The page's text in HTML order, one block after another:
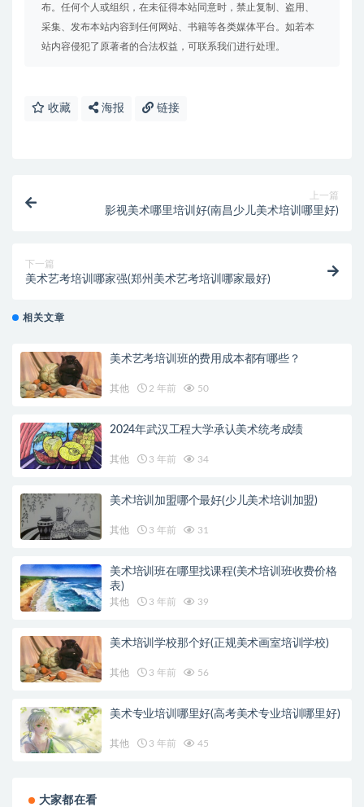
布。任何个人或组织，在未征得本站同意时，禁止复制、盗用、
采集、发布本站内容到任何网站、书籍等各类媒体平台。如若本
站内容侵犯了原著者的合法权益，可联系我们进行处理。
收藏 海报 链接
上一篇
影视美术哪里培训好(南昌少儿美术培训哪里好)
下一篇
美术艺考培训哪家强(郑州美术艺考培训哪家最好)
相关文章
美术艺考培训班的费用成本都有哪些？
其他 2 年前 50
2024年武汉工程大学承认美术统考成绩
其他 3 年前 34
美术培训加盟哪个最好(少儿美术培训加盟)
其他 3 年前 31
美术培训班在哪里找课程(美术培训班收费价格
表)
其他 3 年前 39
美术培训学校那个好(正规美术画室培训学校)
其他 3 年前 56
美术专业培训哪里好(高考美术专业培训哪里好)
其他 3 年前 45
大家都在看